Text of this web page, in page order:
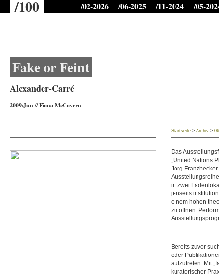
/100 /02-2026 /06-2025 /11-2024 /05-
Fake or Feint
Alexander-Carré
2009:Jun//Fiona McGovern
Startseite > Archiv >
Das
„United Nations
Jörg
in zwei
jenseits
einem hohen
zu öffnen.
Bereits zuvor
oder
aufzutreten. Mit
kuratorischer
Microtime für Seitenaufbau: 1.28577589989